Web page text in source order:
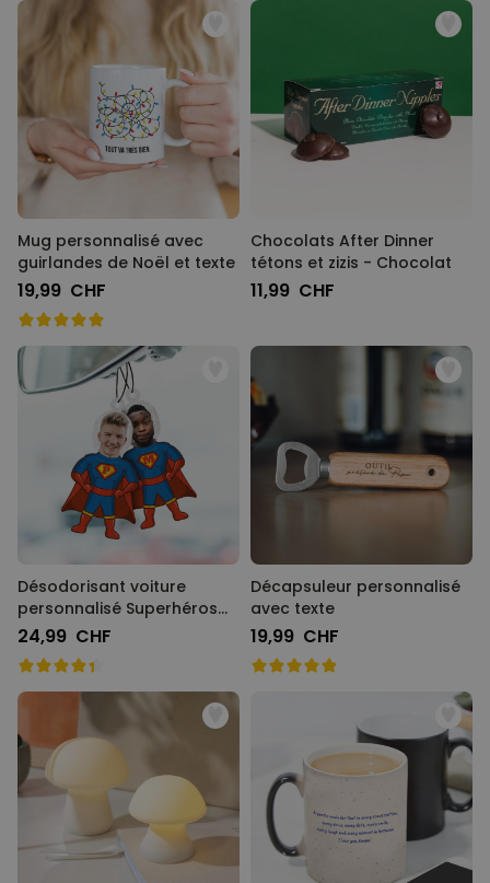
Mug personnalisé avec
guirlandes de Noël et texte
19,99 CHF
Chocolats After Dinner
tétons et zizis - Chocolat
11,99 CHF
Désodorisant voiture
personnalisé Superhéros
avec visage - Lot de 2
24,99 CHF
Décapsuleur personnalisé
avec texte
19,99 CHF